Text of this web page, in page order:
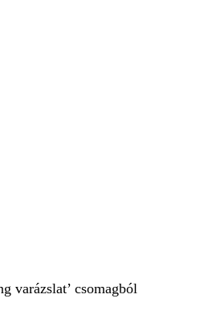
varázslat’ csomagból